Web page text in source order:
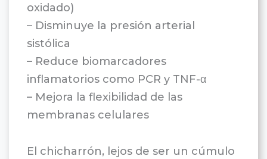
oxidado)
– Disminuye la presión arterial
sistólica
– Reduce biomarcadores
inflamatorios como PCR y TNF-α
– Mejora la flexibilidad de las
membranas celulares
El chicharrón, lejos de ser un cúmulo